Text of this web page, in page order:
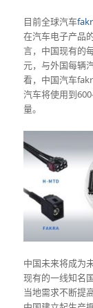
目前全球汽车
在汽车电子产品
言，中国现有的
元，与外国每辆
看，中国汽车
汽车将使用到
量。
中国未来将成为
现有的一线知名
当地需求不断提